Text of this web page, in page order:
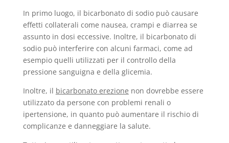
In primo luogo, il bicarbonato di sodio può causare
effetti collaterali come nausea, crampi e diarrea se
assunto in dosi eccessive. Inoltre, il bicarbonato di
sodio può interferire con alcuni farmaci, come ad
esempio quelli utilizzati per il controllo della
pressione sanguigna e della glicemia.
Inoltre, il bicarbonato erezione non dovrebbe essere
utilizzato da persone con problemi renali o
ipertensione, in quanto può aumentare il rischio di
complicanze e danneggiare la salute.